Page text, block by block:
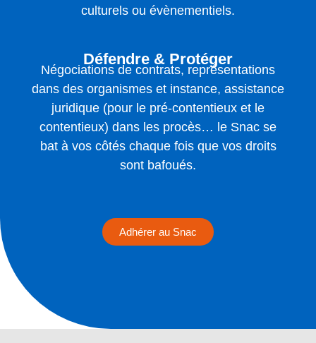
culturels ou évènementiels.
Défendre & Protéger
Négociations de contrats, représentations
dans des organismes et instance, assistance
juridique (pour le pré-contentieux et le
contentieux) dans les procès… le Snac se
bat à vos côtés chaque fois que vos droits
sont bafoués.
Adhérer au Snac